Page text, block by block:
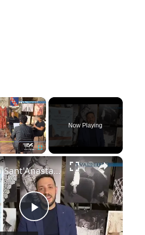
×
Fullscreen
Now Playing
×
Play
Motta Sant'Anastasia. L'omaggio al tenore mottese Giuseppe Di Stefano nel giorno della sua nascita.